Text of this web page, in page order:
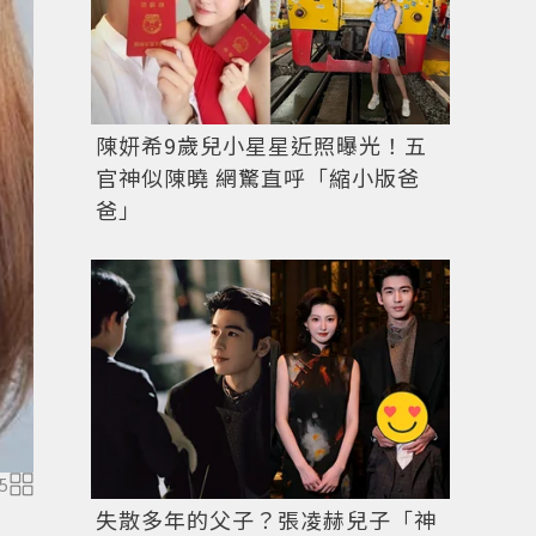
5
陳妍希9歲兒小星星近照曝光！五
官神似陳曉 網驚直呼「縮小版爸
爸」
失散多年的父子？張凌赫兒子「神